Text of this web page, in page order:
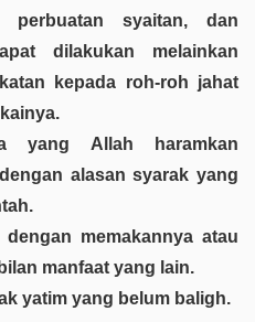
syaitan, dan
dilakukan melainkan
kepada roh-roh jahat
yang Allah haramkan
alasan syarak yang
memakannya atau
manfaat yang lain.
yatim yang belum baligh.